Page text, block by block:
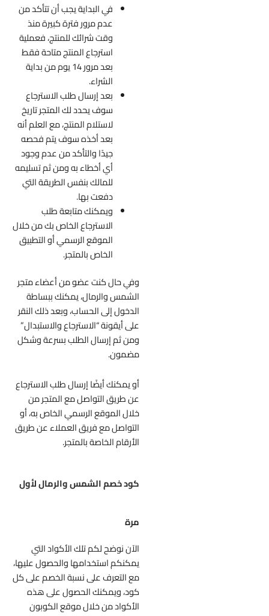
في البداية يجب أن تتأكد من
عدم مرور فترة كبيرة منذ
وقت شرائك للمنتج، فعملية
استرجاع المنتج متاحة فقط
بعد مرور 14 يوم من بداية
الشراء.
بعد إرسال طلب الاسترجاع
سوف يحدد لك المتجر تاريخ
لاستلام المنتج، مع العلم أنه
بعد أخذه سوف يتم فحصه
جيدًا والتأكد من عدم وجود
أي أخطاء به ومن ثم تسليمه
للمالك بنفس الطريقة التي
دفعت بها.
ويمكنك متابعة طلب
الاسترجاع الخاص بك من خلال
الموقع الرسمي أو التطبيق
الخاص بالمتجر.
وفي حال كنت عضو من أعضاء متجر
الشمس والرمال، يمكنك ببساطة
الدخول إلى الحساب، وبعد ذلك النقر
على أيقونة “الاسترجاع والاستبدال”
ومن ثم إرسال الطلب بسرعة وشكل
مضمون.
أو يمكنك أيضًا إرسال طلب الاسترجاع
عن طريق التواصل مع المتجر من
خلال الموقع الرسمي الخاص به، أو
التواصل مع فريق العملاء عن طريق
الأرقام الخاصة بالمتجر.
كود خصم الشمس والرمال لأول
مرة
الآن نوضح لكم تلك الأكواد التي
يمكنكم استخدامها والحصول عليها،
مع التعرف على نسبة الخصم على كل
كود، ويمكنك الحصول على هذه
الأكواد من خلال موقع الكوبون